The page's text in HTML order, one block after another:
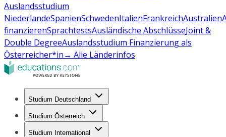
Auslandsstudium
NiederlandeSpanienSchwedenItalienFrankreichAustralien
finanzierenSprachtestsAusländische AbschlüsseJoint &
Double DegreeAuslandsstudium Finanzierung als
Österreicher*in→ Alle Länderinfos
Studium Deutschland
Studium Österreich
Studium International